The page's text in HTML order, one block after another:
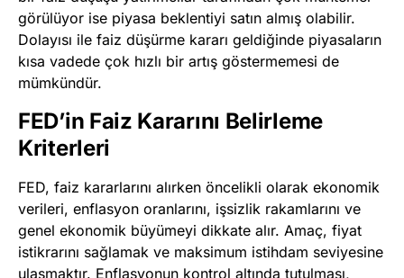
görülüyor ise piyasa beklentiyi satın almış olabilir.
Dolayısı ile faiz düşürme kararı geldiğinde piyasaların
kısa vadede çok hızlı bir artış göstermemesi de
mümkündür.
FED’in Faiz Kararını Belirleme
Kriterleri
FED, faiz kararlarını alırken öncelikli olarak ekonomik
verileri, enflasyon oranlarını, işsizlik rakamlarını ve
genel ekonomik büyümeyi dikkate alır. Amaç, fiyat
istikrarını sağlamak ve maksimum istihdam seviyesine
ulaşmaktır. Enflasyonun kontrol altında tutulması,